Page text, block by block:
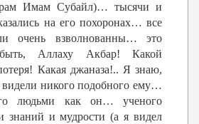
Имам Субайл)… тысячи и
на его похоронах… все
очень взволнованны… это
Аллаху Акбар! Какой
Какая джаназа!.. Я знаю,
видели никого подобного ему…
людьми как он… ученого
знаний и мудрости (а я видел